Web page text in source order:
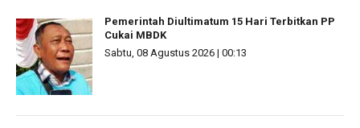
Pemerintah Diultimatum 15 Hari Terbitkan PP
Cukai MBDK
Sabtu, 08 Agustus 2026 | 00:13